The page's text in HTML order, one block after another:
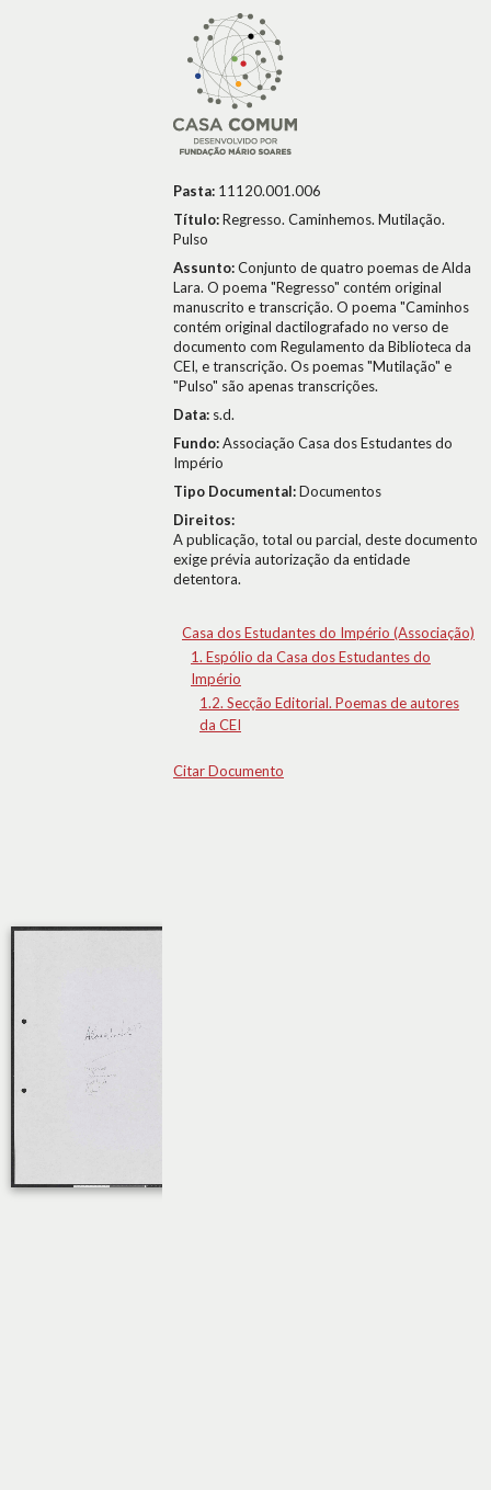
Pasta: 11120.001.006
Título:Regresso. Caminhemos. Mutilação.
Pulso
Assunto:Conjunto de quatro poemas de Alda
Lara. O poema "Regresso" contém original
manuscrito e transcrição. O poema "Caminhos
contém original dactilografado no verso de
documento com Regulamento da Biblioteca da
CEI, e transcrição. Os poemas "Mutilação" e
"Pulso" são apenas transcrições.
Data: s.d.
Fundo:Associação Casa dos Estudantes do
Império
Tipo Documental:Documentos
Direitos:
A publicação, total ou parcial, deste documento
exige prévia autorização da entidade
detentora.
Casa dos Estudantes do Império (Associação)
1. Espólio da Casa dos Estudantes do
Império
1.2. Secção Editorial. Poemas de autores
da CEI
Citar Documento